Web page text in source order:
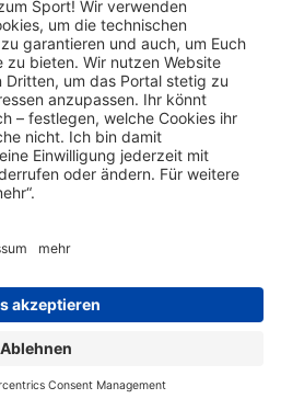
Daten durch Google verhindern,
Link verfügbare Browser-Plugin
gaoptout?hl=de.
durch Google,
erfahren Sie in der
ads) sowie in den
von Werbeeinblendungen durch
authenticated).
der Nutzer werden nach 14 Monaten
Google Tag Manager von
und besteht aus den
des Dienstes), Gordon House,
sowie Google LLC, 1600